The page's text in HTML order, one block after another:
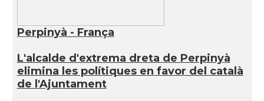
Perpinyà - França
L'alcalde d'extrema dreta de Perpinyà
elimina les polítiques en favor del català
de l'Ajuntament